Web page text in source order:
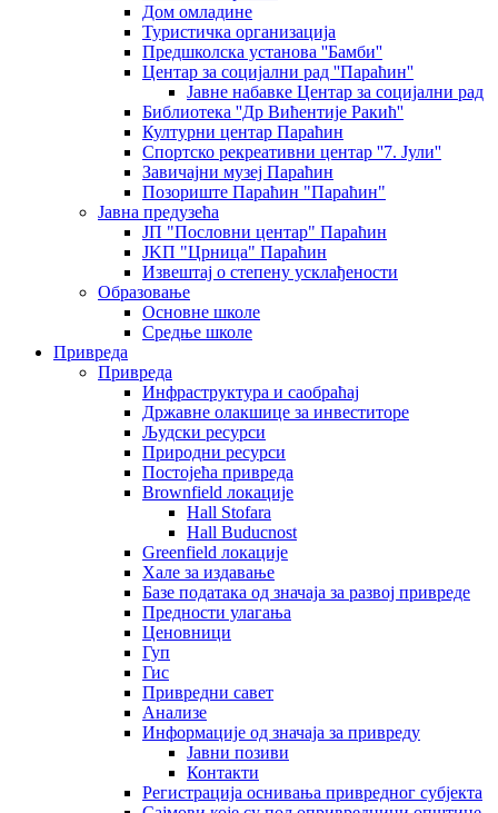
Дом омладине
Туристичка организација
Предшколска установа ''Бамби''
Центар за социјални рад ''Параћин''
Јавне набавке Центар за социјални рад
Библиотека ''Др Вићентије Ракић''
Културни центар Параћин
Спортско рекреативни центар ''7. Јули''
Завичајни музеј Параћин
Позориште Параћин "Параћин"
Јавна предузећа
ЈП "Пословни центар" Параћин
ЈKП "Црница" Параћин
Извештај о степену усклађености
Образовање
Основне школе
Средње школе
Привреда
Привреда
Инфраструктура и саобраћај
Државне олакшице за инвеститоре
Људски ресурси
Природни ресурси
Постојећа привреда
Brownfield локације
Hall Stofara
Hall Buducnost
Greenfield локације
Хале за издавање
Базе података од значаја за развој привреде
Предности улагања
Ценовници
Гуп
Гис
Привредни савет
Aнализе
Информације од значаја за привреду
Јавни позиви
Контакти
Регистрација оснивања привредног субјекта